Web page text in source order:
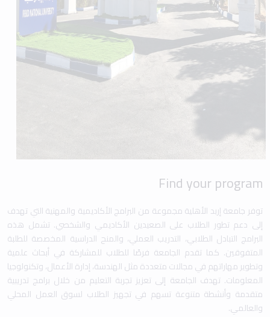
Find your program
توفر جامعة إربد الأهلية مجموعة من البرامج الأكاديمية والمهنية التي تهدف
إلى دعم تطور الطلاب على الصعيدين الأكاديمي والشخصي. تشمل هذه
البرامج التبادل الطلابي، التدريب العملي، والمنح الدراسية المخصصة للطلبة
المتفوقين. كما تقدم الجامعة فرصًا للطلاب للمشاركة في أبحاث علمية
وتطوير مهاراتهم في مجالات متعددة مثل الهندسة، إدارة الأعمال، وتكنولوجيا
المعلومات. تهدف الجامعة إلى تعزيز تجربة التعليم من خلال برامج تدريبية
متقدمة وأنشطة متنوعة تسهم في تجهيز الطلاب لسوق العمل المحلي
والعالمي.